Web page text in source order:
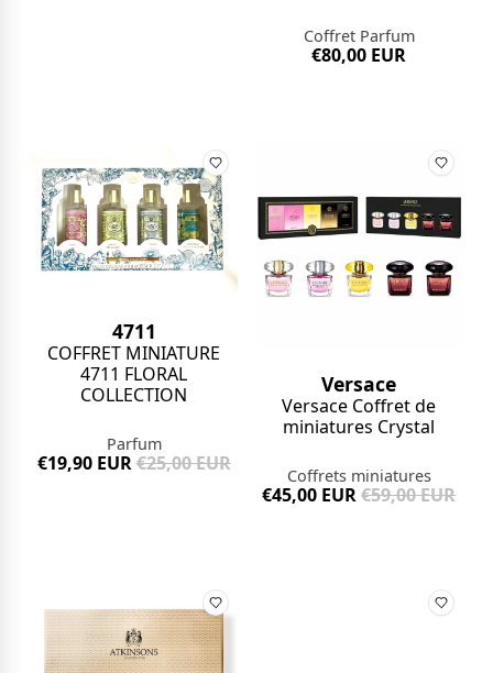
Coffret Parfum
€80,00 EUR
4711
COFFRET MINIATURE
4711 FLORAL
COLLECTION
Parfum
€19,90 EUR€25,00 EUR
Versace
Versace Coffret de
miniatures Crystal
Coffrets miniatures
€45,00 EUR€59,00 EUR